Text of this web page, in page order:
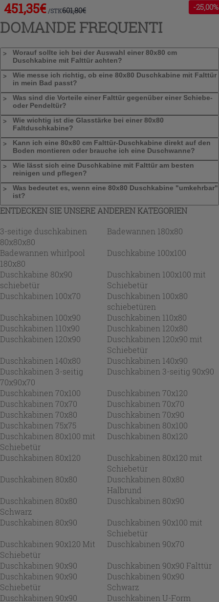
451,35€ /STK601,80€ -25,00%
DOMANDE FREQUENTI
Worauf sollte ich bei der Auswahl einer 80x80 cm
Duschkabine mit Falttür achten?
Wie messe ich richtig, ob eine 80x80 Duschkabine mit Falttür
in mein Bad passt?
Was sind die Vorteile einer Falttür gegenüber einer Schiebe-
oder Pendeltür?
Wie wichtig ist die Glasstärke bei einer 80x80
Faltduschkabine?
Kann ich eine 80x80 cm Falttür-Duschkabine direkt auf den
Boden montieren oder brauche ich eine Duschwanne?
Wie lässt sich eine Duschkabine mit Falttür am besten
reinigen und pflegen?
Was bedeutet es, wenn eine 80x80 Duschkabine "umkehrbar"
ist?
ENTDECKEN SIE UNSERE ANDEREN KATEGORIEN
3-seitige duschkabinen
80x80x80
Badewannen 180x80
Badewannen whirlpool
180x80
Duschkabine 100x100
Duschkabine 80x90
schiebetür
Duschkabinen 100x100 mit
Schiebetür
Duschkabinen 100x70
Duschkabinen 100x80
schiebetüren
Duschkabinen 100x90
Duschkabinen 110x80
Duschkabinen 110x90
Duschkabinen 120x80
Duschkabinen 120x90
Duschkabinen 120x90 mit
Schiebetür
Duschkabinen 140x80
Duschkabinen 140x90
Duschkabinen 3-seitig
70x90x70
Duschkabinen 3-seitig 90x90
Duschkabinen 70x100
Duschkabinen 70x120
Duschkabinen 70x70
Duschkabinen 70x70
Duschkabinen 70x80
Duschkabinen 70x90
Duschkabinen 75x75
Duschkabinen 80x100
Duschkabinen 80x100 mit
Schiebetür
Duschkabinen 80x120
Duschkabinen 80x120
Duschkabinen 80x120 mit
Schiebetür
Duschkabinen 80x80
Duschkabinen 80x80
Halbrund
Duschkabinen 80x80
Schwarz
Duschkabinen 80x90
Duschkabinen 80x90
Duschkabinen 90x100 mit
Schiebetür
Duschkabinen 90x120 Mit
Schiebetür
Duschkabinen 90x70
Duschkabinen 90x90
Duschkabinen 90x90 Falttür
Duschkabinen 90x90
Schiebetür
Duschkabinen 90x90
Schwarz
Duschkabinen 90x90
Duschkabinen U-Form